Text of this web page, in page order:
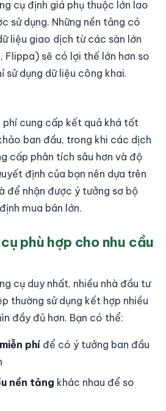
cụ định giá phụ thuộc lớn lao
sử dụng. Những nền tảng có
liệu giao dịch từ các sàn lớn
Flippa) sẽ có lợi thế lớn hơn so
sử dụng dữ liệu công khai.
phí cung cấp kết quả khá tốt
ban đầu, trong khi các dịch
cấp phân tích sâu hơn và độ
định của bạn nên dựa trên
để nhận được ý tưởng sơ bộ
mua bán lớn.
phù hợp cho nhu cầu
cụ duy nhất, nhiều nhà đầu tư
thường sử dụng kết hợp nhiều
đầy đủ hơn. Bạn có thể:
phí để có ý tưởng ban đầu
nền tảng khác nhau để so